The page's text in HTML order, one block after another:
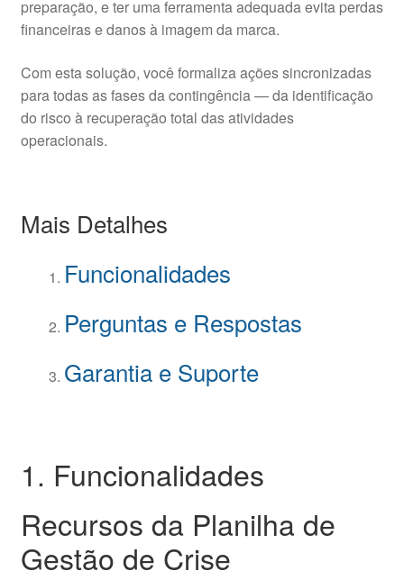
preparação, e ter uma ferramenta adequada evita perdas
financeiras e danos à imagem da marca.
Com esta solução, você formaliza ações sincronizadas
para todas as fases da contingência — da identificação
do risco à recuperação total das atividades
operacionais.
Mais Detalhes
Funcionalidades
Perguntas e Respostas
Garantia e Suporte
1. Funcionalidades
Recursos da Planilha de
Gestão de Crise